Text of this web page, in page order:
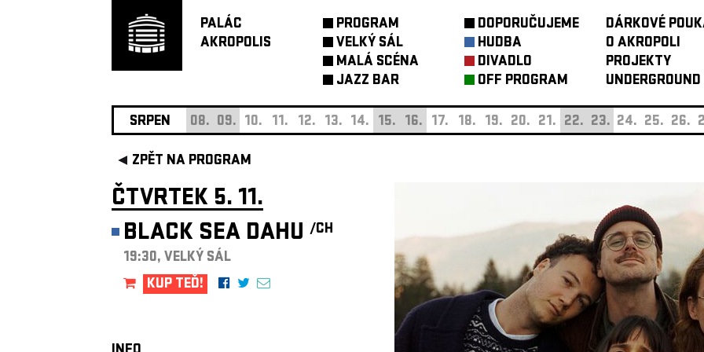
PALÁC
AKROPOLIS
PROGRAM
VELKÝ SÁL
MALÁ SCÉNA
JAZZ BAR
DOPORUČUJEME
HUDBA
DIVADLO
OFF PROGRAM
DÁRKOVÉ
O AKROPOLI
PROJEKTY
UNDERGROUND
SRPEN 08. 09. 10. 11. 12. 13. 14. 15. 16. 17. 18. 19. 20. 21. 22. 23. 24. 25. 26.
ZPĚT NA PROGRAM
ČTVRTEK 5. 11.
BLACK SEA DAHU /CH
19:30, VELKÝ SÁL
KUP TEĎ!